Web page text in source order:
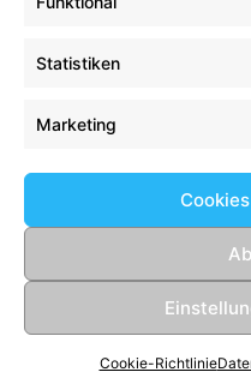
Statistiken
Marketing
Cookie-Richtlinie
Kommentare
Aufgalopp mit neuen
beendet seine
beeindruckende
© 2026 TSV Trittau